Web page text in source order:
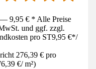
9,95 € * Alle Preise
und ggf. zzgl.
pro ST9,95 €*/
276,39 € pro
€/ m²)